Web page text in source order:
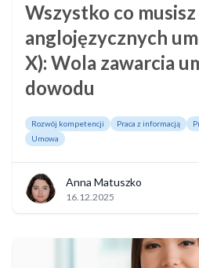
Wszystko co
anglojęzycznych
X): Wola zawarcia
dowodu
Rozwój kompetencji Praca z informacją
Umowa
Anna Matuszko
16.12.2025